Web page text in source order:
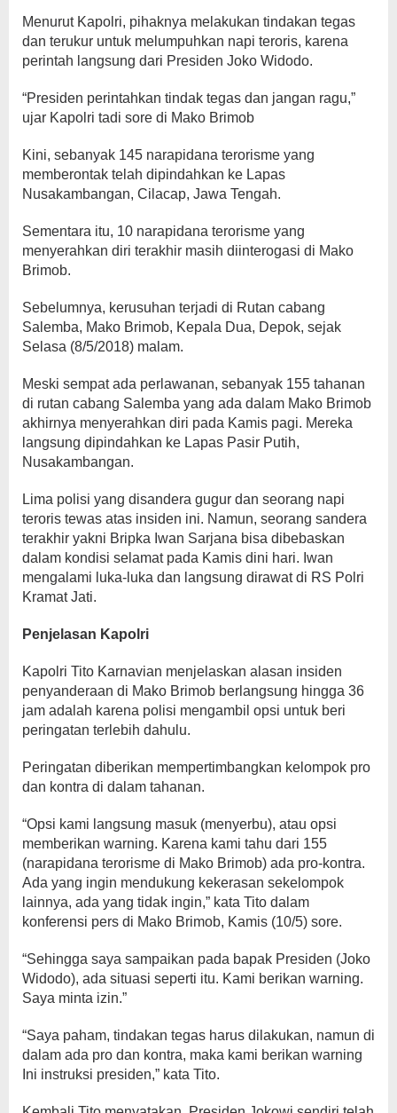
Menurut Kapolri, pihaknya melakukan tindakan tegas
dan terukur untuk melumpuhkan napi teroris, karena
perintah langsung dari Presiden Joko Widodo.
“Presiden perintahkan tindak tegas dan jangan ragu,”
ujar Kapolri tadi sore di Mako Brimob
Kini, sebanyak 145 narapidana terorisme yang
memberontak telah dipindahkan ke Lapas
Nusakambangan, Cilacap, Jawa Tengah.
Sementara itu, 10 narapidana terorisme yang
menyerahkan diri terakhir masih diinterogasi di Mako
Brimob.
Sebelumnya, kerusuhan terjadi di Rutan cabang
Salemba, Mako Brimob, Kepala Dua, Depok, sejak
Selasa (8/5/2018) malam.
Meski sempat ada perlawanan, sebanyak 155 tahanan
di rutan cabang Salemba yang ada dalam Mako Brimob
akhirnya menyerahkan diri pada Kamis pagi. Mereka
langsung dipindahkan ke Lapas Pasir Putih,
Nusakambangan.
Lima polisi yang disandera gugur dan seorang napi
teroris tewas atas insiden ini. Namun, seorang sandera
terakhir yakni Bripka Iwan Sarjana bisa dibebaskan
dalam kondisi selamat pada Kamis dini hari. Iwan
mengalami luka-luka dan langsung dirawat di RS Polri
Kramat Jati.
Penjelasan Kapolri
Kapolri Tito Karnavian menjelaskan alasan insiden
penyanderaan di Mako Brimob berlangsung hingga 36
jam adalah karena polisi mengambil opsi untuk beri
peringatan terlebih dahulu.
Peringatan diberikan mempertimbangkan kelompok pro
dan kontra di dalam tahanan.
“Opsi kami langsung masuk (menyerbu), atau opsi
memberikan warning. Karena kami tahu dari 155
(narapidana terorisme di Mako Brimob) ada pro-kontra.
Ada yang ingin mendukung kekerasan sekelompok
lainnya, ada yang tidak ingin,” kata Tito dalam
konferensi pers di Mako Brimob, Kamis (10/5) sore.
“Sehingga saya sampaikan pada bapak Presiden (Joko
Widodo), ada situasi seperti itu. Kami berikan warning.
Saya minta izin.”
“Saya paham, tindakan tegas harus dilakukan, namun di
dalam ada pro dan kontra, maka kami berikan warning
Ini instruksi presiden,” kata Tito.